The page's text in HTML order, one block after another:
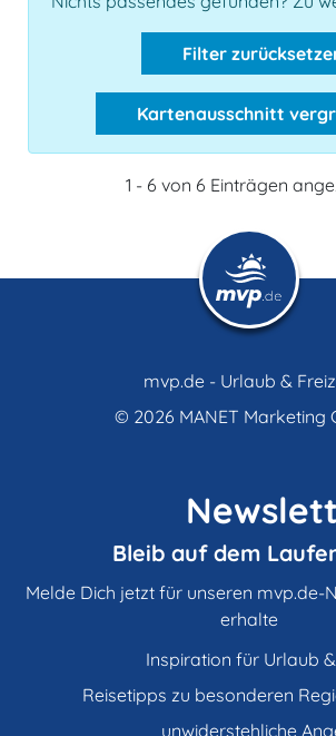
Nichts passendes gefunden? Zu
Filter
Kartenausschnitt
mvp.de - Urlaub &
Bleib auf dem
Melde Dich jetzt für unseren mvp.de-
erhalte
Inspiration für Urlaub
Reisetipps zu besonderen